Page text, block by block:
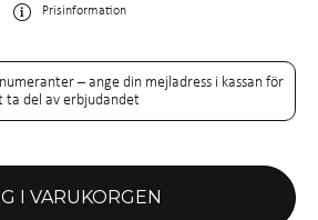
Prisinformation
– ange din mejladress i kassan för
ta del av erbjudandet
I VARUKORGEN